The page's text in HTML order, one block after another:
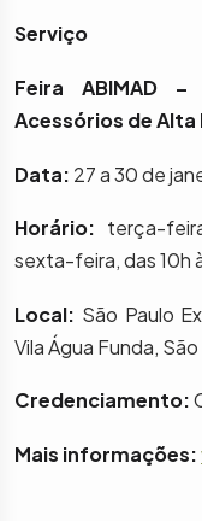
Serviço
Feira ABIMAD
Acessórios de
Data: 27 a 30 de
Horário: terça-
sexta-feira, das 10h
Local: São Paulo
Vila Água Funda,
Credenciamento:
Mais informações: